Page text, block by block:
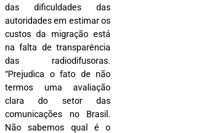
das dificuldades das
autoridades em estimar os
custos da migração está
na falta de transparência
das radiodifusoras.
“Prejudica o fato de não
termos uma avaliação
clara do setor das
comunicações no Brasil.
Não sabemos qual é o